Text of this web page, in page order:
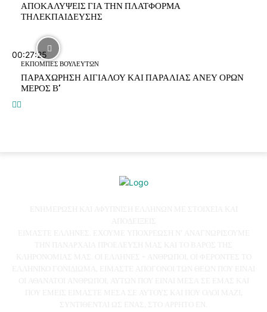
ΑΠΟΚΑΛΥΨΕΙΣ ΓΙΑ ΤΗΝ ΠΛΑΤΦΟΡΜΑ
ΤΗΛΕΚΠΑΙΔΕΥΣΗΣ
00:27:25
ΕΚΠΟΜΠΕΣ ΒΟΥΛΕΥΤΩΝ
ΠΑΡΑΧΩΡΗΣΗ ΑΙΓΙΑΛΟΥ ΚΑΙ ΠΑΡΑΛΙΑΣ ΑΝΕΥ ΟΡΩΝ
ΜΕΡΟΣ Β’